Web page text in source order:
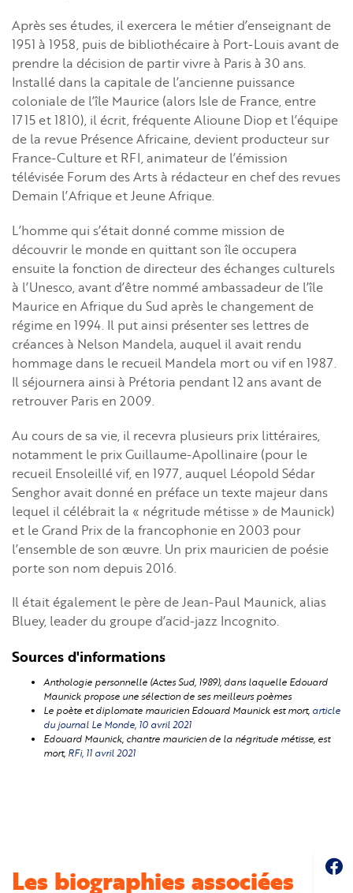
Après ses études, il exercera le métier d’enseignant de
1951 à 1958, puis de bibliothécaire à Port-Louis avant de
prendre la décision de partir vivre à Paris à 30 ans.
Installé dans la capitale de l’ancienne puissance
coloniale de l’île Maurice (alors Isle de France, entre
1715 et 1810), il écrit, fréquente Alioune Diop et l’équipe
de la revue Présence Africaine, devient producteur sur
France-Culture et RFI, animateur de l’émission
télévisée Forum des Arts à rédacteur en chef des revues
Demain l’Afrique et Jeune Afrique.
L’homme qui s’était donné comme mission de
découvrir le monde en quittant son île occupera
ensuite la fonction de directeur des échanges culturels
à l’Unesco, avant d’être nommé ambassadeur de l’île
Maurice en Afrique du Sud après le changement de
régime en 1994. Il put ainsi présenter ses lettres de
créances à Nelson Mandela, auquel il avait rendu
hommage dans le recueil Mandela mort ou vif en 1987.
Il séjournera ainsi à Prétoria pendant 12 ans avant de
retrouver Paris en 2009.
Au cours de sa vie, il recevra plusieurs prix littéraires,
notamment le prix Guillaume-Apollinaire (pour le
recueil Ensoleillé vif, en 1977, auquel Léopold Sédar
Senghor avait donné en préface un texte majeur dans
lequel il célébrait la « négritude métisse » de Maunick)
et le Grand Prix de la francophonie en 2003 pour
l’ensemble de son œuvre. Un prix mauricien de poésie
porte son nom depuis 2016.
Il était également le père de Jean-Paul Maunick, alias
Bluey, leader du groupe d’acid-jazz Incognito.
Sources d'informations
Anthologie personnelle (Actes Sud, 1989), dans laquelle Edouard
Maunick propose une sélection de ses meilleurs poèmes
Le poète et diplomate mauricien Edouard Maunick est mort, article
du journal Le Monde, 10 avril 2021
Edouard Maunick, chantre mauricien de la négritude métisse, est
mort, RFi, 11 avril 2021
Les biographies associées